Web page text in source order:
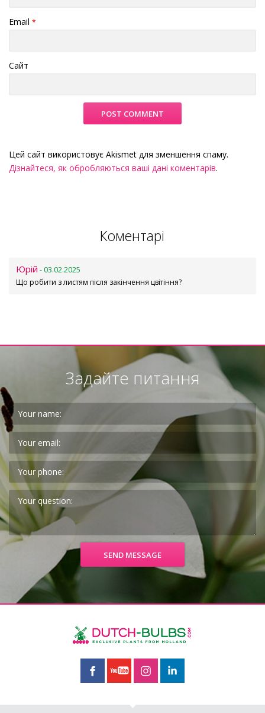
Email *
Сайт
Цей сайт використовує Akismet для зменшення спаму.
Дізнайтеся, як обробляються ваші дані коментарів.
Коментарі
Юрій - 03.02.2025
Що робити з листям після закінчення цвітіння?
Задайте питання